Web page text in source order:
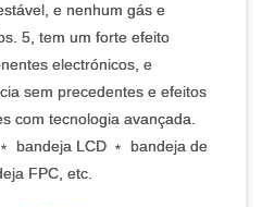
e nenhum gás e
5, tem um forte efeito
electrónicos, e
sem precedentes e efeitos
com tecnologia avançada.
bandeja LCD ﹡ bandeja de
FPC, etc.